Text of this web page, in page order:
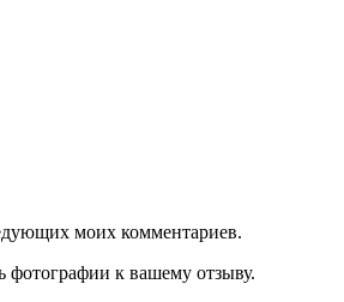
моих комментариев.
фотографии к вашему отзыву.